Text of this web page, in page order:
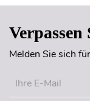
Verpassen
Melden Sie sich